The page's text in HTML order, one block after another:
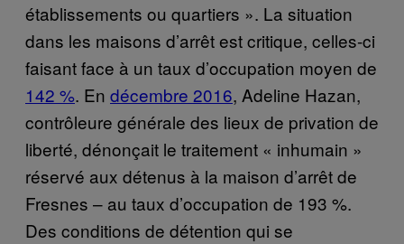
établissements ou quartiers ». La situation
dans les maisons d’arrêt est critique, celles-ci
faisant face à un taux d’occupation moyen de
142 %. En décembre 2016, Adeline Hazan,
contrôleure générale des lieux de privation de
liberté, dénonçait le traitement « inhumain »
réservé aux détenus à la maison d’arrêt de
Fresnes – au taux d’occupation de 193 %.
Des conditions de détention qui se